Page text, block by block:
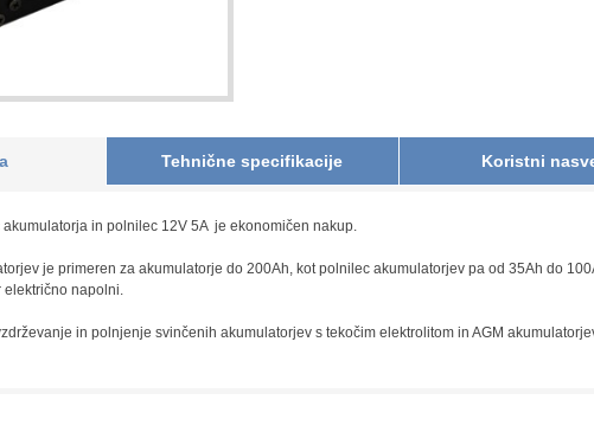
Tehnične specifikacije Koristni
in polnilec 12V 5A je ekonomičen nakup.
je primeren za akumulatorje do 200Ah, kot polnilec akumulatorjev pa od 35Ah do
električno napolni.
in polnjenje svinčenih akumulatorjev s tekočim elektrolitom in AGM